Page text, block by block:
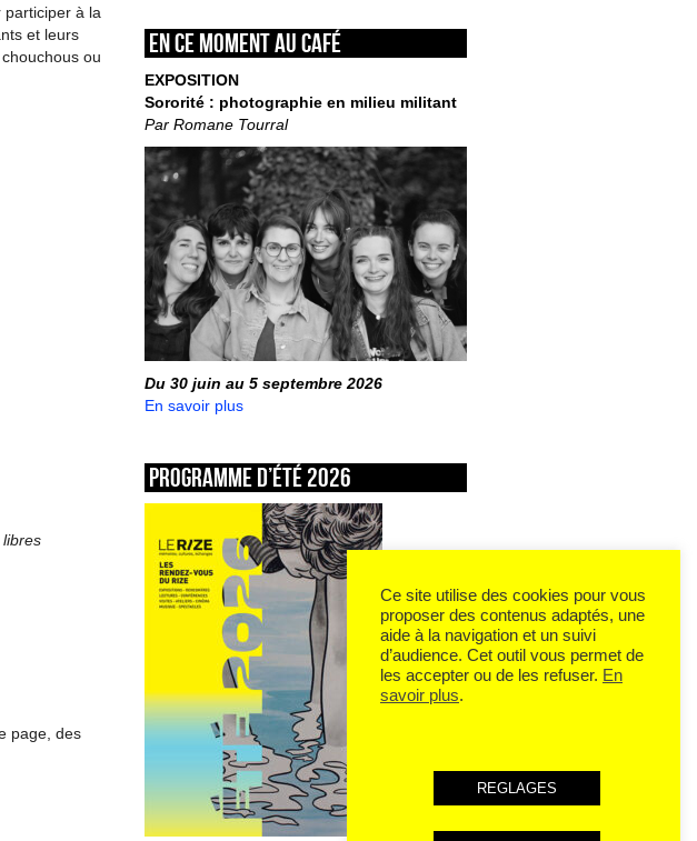
participer à la
et leurs
ou
page, des
En ce moment au café
EXPOSITION
Sororité : photographie en milieu militant
Par Romane Tourral
Du 30 juin au 5 septembre 2026
En savoir plus
Programme d’été 2026
Ce site utilise des cookies pour vous
proposer des contenus adaptés, une
aide à la navigation et un suivi
d’audience. Cet outil vous permet de
les accepter ou de les refuser. En
savoir plus.
REGLAGES